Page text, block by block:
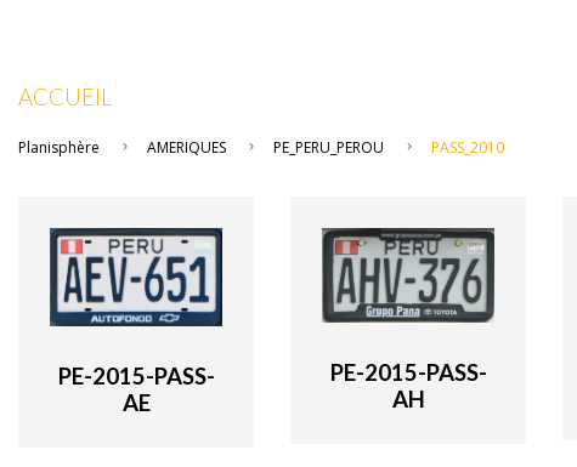
ACCUEIL
Planisphère AMERIQUES PE_PERU_PEROU PASS_2010
PE-2015-PASS-
AE
PE-2015-PASS-
AH